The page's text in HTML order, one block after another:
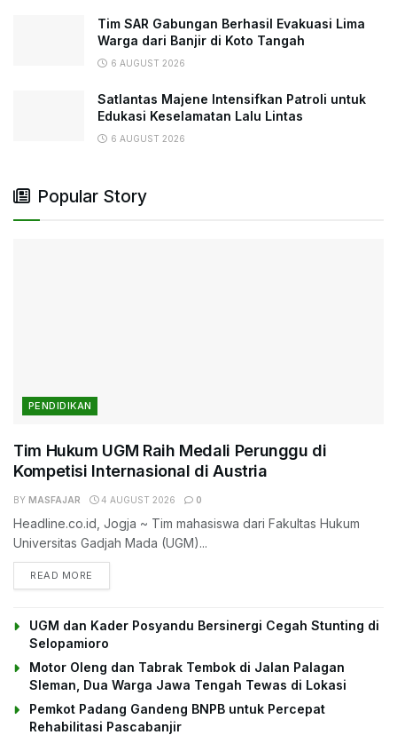
Tim SAR Gabungan Berhasil Evakuasi Lima
Warga dari Banjir di Koto Tangah
6 AUGUST 2026
Satlantas Majene Intensifkan Patroli untuk
Edukasi Keselamatan Lalu Lintas
6 AUGUST 2026
Popular Story
PENDIDIKAN
Tim Hukum UGM Raih Medali Perunggu di
Kompetisi Internasional di Austria
BY MASFAJAR 4 AUGUST 2026 0
Headline.co.id, Jogja ~ Tim mahasiswa dari Fakultas Hukum
Universitas Gadjah Mada (UGM)...
READ MORE
UGM dan Kader Posyandu Bersinergi Cegah Stunting di
Selopamioro
Motor Oleng dan Tabrak Tembok di Jalan Palagan
Sleman, Dua Warga Jawa Tengah Tewas di Lokasi
Pemkot Padang Gandeng BNPB untuk Percepat
Rehabilitasi Pascabanjir